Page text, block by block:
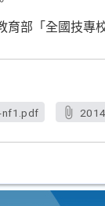
育部「全國技專
nf1.pdf